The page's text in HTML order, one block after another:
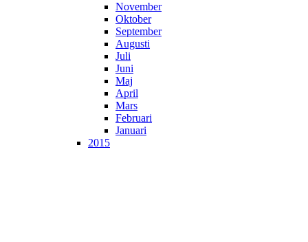
November
Oktober
September
Augusti
Juli
Juni
Maj
April
Mars
Februari
Januari
2015